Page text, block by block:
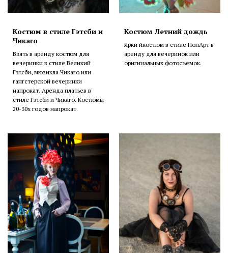
Костюм в стиле Гэтсби и
Чикаго
Взять в аренду костюм для
вечеринки в стиле Великий
Гэтсби, мюзикла Чикаго или
гангстерской вечеринки
напрокат. Аренда платьев в
стиле Гэтсби и Чикаго. Костюмы
20-30х годов напрокат.
Костюм Летний дождь
Ярки йкостюм в стиле ПопАрт в
аренду для вечеринок или
оригинальных фотосъемок.